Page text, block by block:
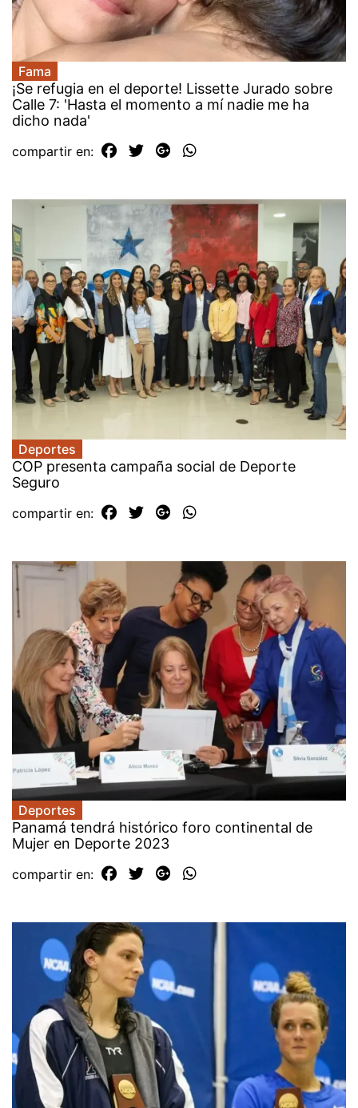
Fama
¡Se refugia en el deporte! Lissette Jurado sobre
Calle 7: 'Hasta el momento a mí nadie me ha
dicho nada'
compartir en:
Deportes
COP presenta campaña social de Deporte
Seguro
compartir en:
Deportes
Panamá tendrá histórico foro continental de
Mujer en Deporte 2023
compartir en: